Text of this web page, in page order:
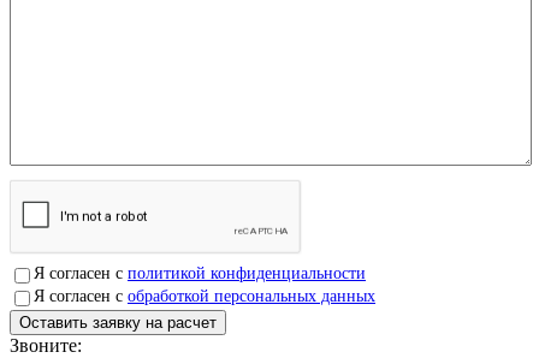
Я согласен с политикой конфиденциальности
Я согласен с обработкой персональных данных
Звоните: